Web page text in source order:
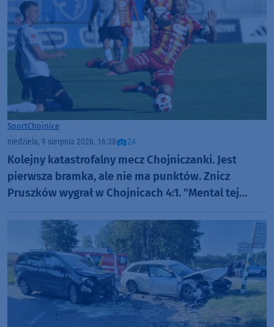
SportChojnice
niedziela, 9 sierpnia 2026, 16:38 24
Kolejny katastrofalny mecz Chojniczanki. Jest
pierwsza bramka, ale nie ma punktów. Znicz
Pruszków wygrał w Chojnicach 4:1. "Mental tej